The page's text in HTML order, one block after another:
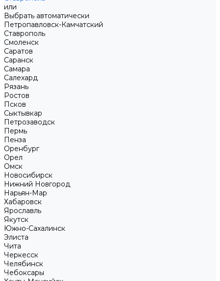
или
Выбрать автоматически
Петропавловск-Камчатский
Ставрополь
Смоленск
Саратов
Саранск
Самара
Салехард
Рязань
Ростов
Псков
Сыктывкар
Петрозаводск
Пермь
Пенза
Оренбург
Орел
Омск
Новосибирск
Нижний Новгород
Нарьян-Мар
Хабаровск
Ярославль
Якутск
Южно-Сахалинск
Элиста
Чита
Черкесск
Челябинск
Чебоксары